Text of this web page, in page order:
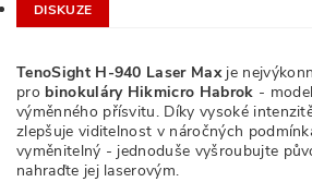
DISKUZE
TenoSight H-940 Laser Maxje
pro binokuláry Hikmicro Habrok -
výměnného přísvitu. Díky vysoké
zlepšuje viditelnost v náročných
vyměnitelný - jednoduše vyšroubujte
nahraďte jej laserovým.